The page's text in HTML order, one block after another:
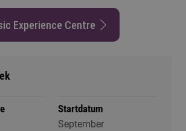
Experience Centre
Startdatum
September